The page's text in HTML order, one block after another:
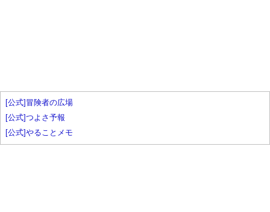
[公式]冒険者の広場
[公式]つよさ予報
[公式]やることメモ